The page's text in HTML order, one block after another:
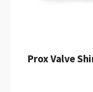
Prox Valve